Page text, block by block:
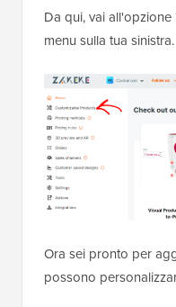
Da qui, vai
menu sulla tua sinistra.
Ora sei pronto per
possono